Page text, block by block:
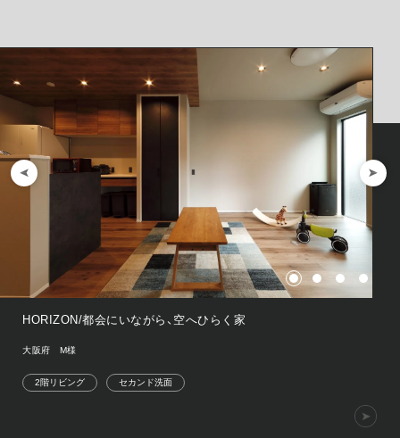
HORIZON/都会にいながら、空へひらく家
大阪府 M様
2階リビング セカンド洗面